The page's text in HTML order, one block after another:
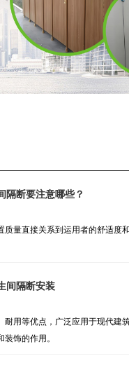
隔断要注意哪些？
量直接关系到运用者的舒适度
间隔断安装
用等优点，广泛应用于现代建
饰的作用。